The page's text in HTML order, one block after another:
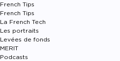
French Tips
French Tips
La French Tech
Les portraits
Levées de fonds
MERIT
Podcasts